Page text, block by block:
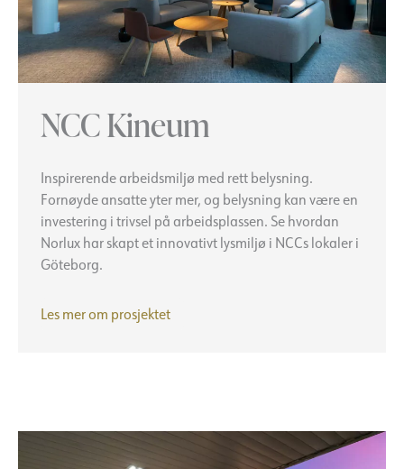
NCC Kineum
Inspirerende arbeidsmiljø med rett belysning.
Fornøyde ansatte yter mer, og belysning kan være en
investering i trivsel på arbeidsplassen. Se hvordan
Norlux har skapt et innovativt lysmiljø i NCCs lokaler i
Göteborg.
Les mer om prosjektetNCC